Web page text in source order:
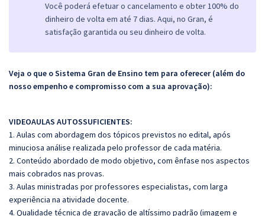
Você poderá efetuar o cancelamento e obter 100% do
dinheiro de volta em até 7 dias. Aqui, no Gran, é
satisfação garantida ou seu dinheiro de volta.
Veja o que o Sistema Gran de Ensino tem para oferecer (além do
nosso empenho e compromisso com a sua aprovação):
VIDEOAULAS AUTOSSUFICIENTES:
1. Aulas com abordagem dos tópicos previstos no edital, após
minuciosa análise realizada pelo professor de cada matéria.
2. Conteúdo abordado de modo objetivo, com ênfase nos aspectos
mais cobrados nas provas.
3. Aulas ministradas por professores especialistas, com larga
experiência na atividade docente.
4. Qualidade técnica de gravação de altíssimo padrão (imagem e